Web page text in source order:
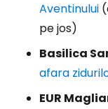
Aventinului
pe jos)
Basilica
afara
EUR